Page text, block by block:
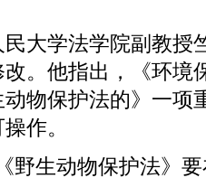
学法学院副教授
。他指出，《环境
物保护法的》一项
作。
生动物保护法》要